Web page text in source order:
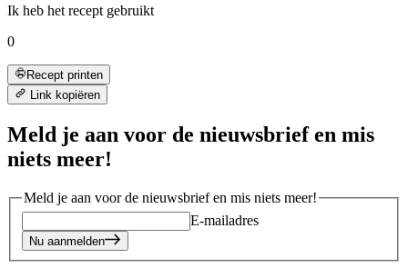
Ik heb het recept gebruikt
0
Recept printen
Link kopiëren
Meld je aan voor de nieuwsbrief en mis
niets meer!
Meld je aan voor de nieuwsbrief en mis niets meer!
E-mailadres
Nu aanmelden